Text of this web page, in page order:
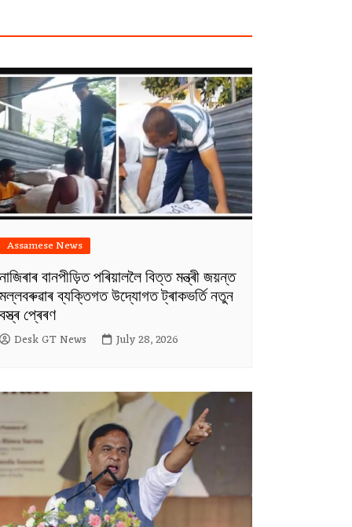
Assamese News
বানপীড়িত পৰিয়াললৈ বিত্ত মন্ত্ৰী জয়ন্ত
ব্যক্তিগত উদ্যোগত ট্ৰাকভৰ্তি নতুন
প্ৰেৰণ
Desk GT News July 28, 2026